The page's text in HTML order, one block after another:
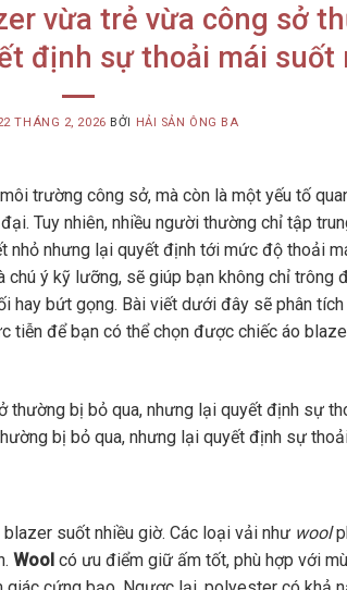
vừa trẻ vừa công sở
định sự thoải mái suốt
THÁNG 2, 2026 BỞI HẢI SẢN ÔNG BA
trường công sở, mà còn là một yếu tố
Tuy nhiên, nhiều người thường chỉ tập
nhỏ nhưng lại quyết định tới mức độ thoải
chú ý kỹ lưỡng, sẽ giúp bạn không chỉ trông
hay bứt gọng. Bài viết dưới đây sẽ phân
tiễn để bạn có thể chọn được chiếc áo
bị bỏ qua, nhưng lại quyết định sự
suốt nhiều giờ. Các loại vải như wool
Wool có ưu điểm giữ ấm tốt, phù hợp với